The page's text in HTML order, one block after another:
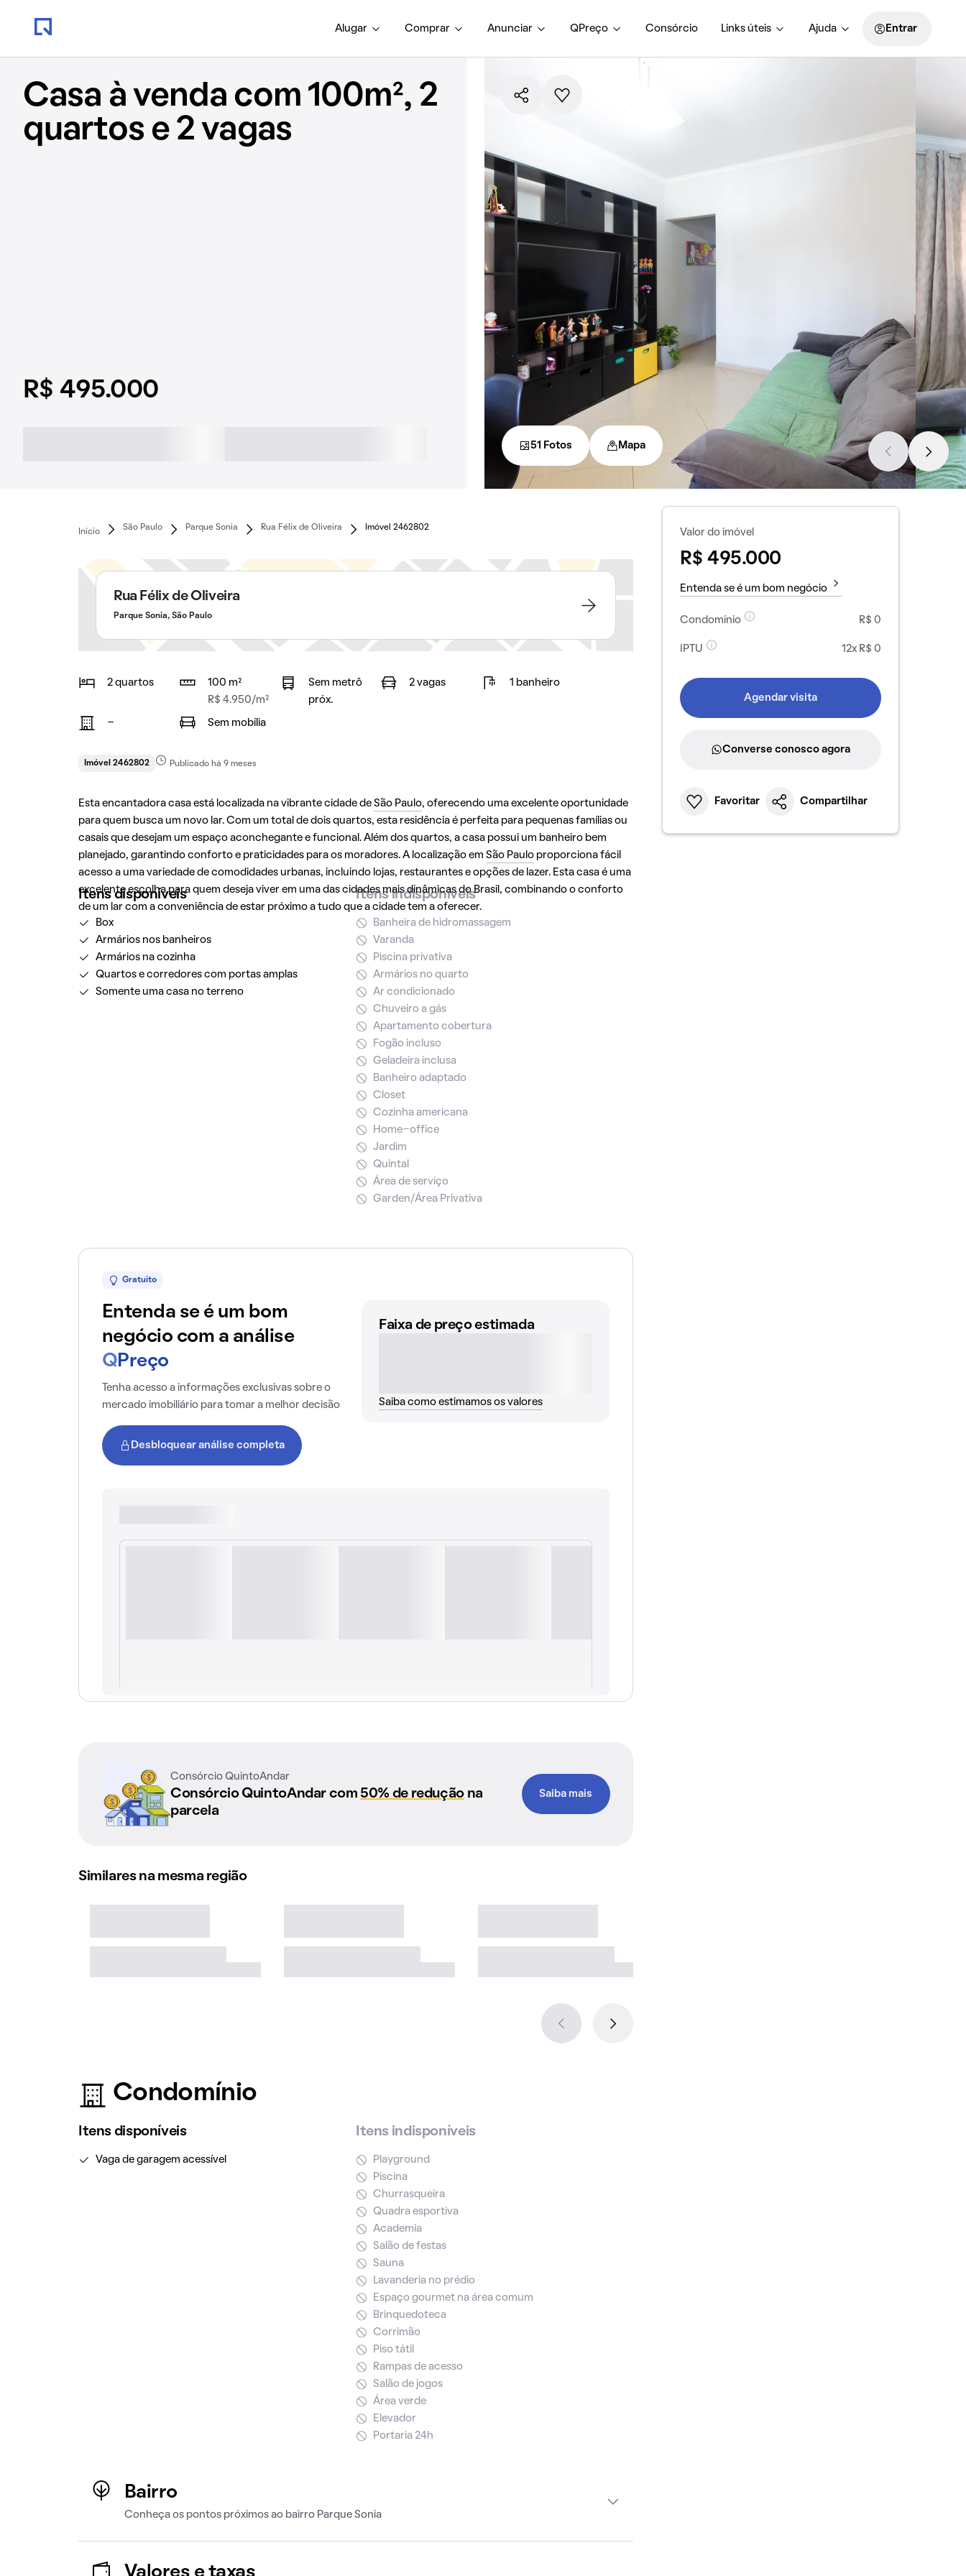
Alugar Comprar Anunciar QPreço Consórcio Links úteis Ajuda Entrar
Casa à venda com 100m², 2
quartos e 2 vagas
R$ 495.000
51 Fotos Mapa
Início
São Paulo Parque Sonia Rua Félix de Oliveira Imóvel 2462802
Rua Félix de Oliveira
Parque Sonia, São Paulo
2 quartos
100 m²
R$ 4.950/m²
Sem metrô
próx.
2 vagas 1 banheiro
- Sem mobília
Imóvel 2462802 Publicado há 9 meses
Esta encantadora casa está localizada na vibrante cidade de São Paulo, oferecendo uma excelente oportunidade
para quem busca um novo lar. Com um total de dois quartos, esta residência é perfeita para pequenas famílias ou
casais que desejam um espaço aconchegante e funcional. Além dos quartos, a casa possui um banheiro bem
planejado, garantindo conforto e praticidades para os moradores. A localização em São Pauloproporciona fácil
acesso a uma variedade de comodidades urbanas, incluindo lojas, restaurantes e opções de lazer. Esta casa é uma
excelente escolha para quem deseja viver em uma das cidades mais dinâmicas do Brasil, combinando o conforto
de um lar com a conveniência de estar próximo a tudo que a cidade tem a oferecer.
Itens disponíveis
Box
Armários nos banheiros
Armários na cozinha
Quartos e corredores com portas amplas
Somente uma casa no terreno
Itens indisponíveis
Banheira de hidromassagem
Varanda
Piscina privativa
Armários no quarto
Ar condicionado
Chuveiro a gás
Apartamento cobertura
Fogão incluso
Geladeira inclusa
Banheiro adaptado
Closet
Cozinha americana
Home-office
Jardim
Quintal
Área de serviço
Garden/Área Privativa
Gratuito
Entenda se é um bom
negócio com a análise
Q Preço
Tenha acesso a informações exclusivas sobre o
mercado imobiliário para tomar a melhor decisão
Desbloquear análise completa
Faixa de preço estimada
Saiba como estimamos os valores
Consórcio QuintoAndar
Consórcio QuintoAndar com 50% de reduçãona
parcela
Saiba mais
Similares na mesma região
Condomínio
Itens disponíveis
Vaga de garagem acessível
Itens indisponíveis
Playground
Piscina
Churrasqueira
Quadra esportiva
Academia
Salão de festas
Sauna
Lavanderia no prédio
Espaço gourmet na área comum
Brinquedoteca
Corrimão
Piso tátil
Rampas de acesso
Salão de jogos
Área verde
Elevador
Portaria 24h
Bairro
Conheça os pontos próximos ao bairro Parque Sonia
Valores e taxas
Valor do imóvel
R$ 495.000
Entenda se é um bom negócio
Condomínio R$ 0
IPTU 12x R$ 0
Agendar visita
Converse conosco agora
Favoritar Compartilhar